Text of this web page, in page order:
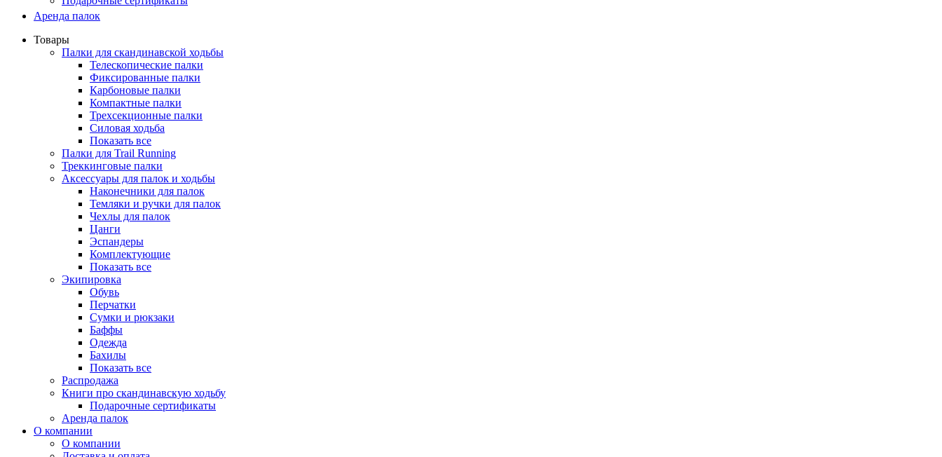
Аренда палок
Товары
Палки для скандинавской ходьбы
Телескопические палки
Фиксированные палки
Карбоновые палки
Компактные палки
Трехсекционные палки
Силовая ходьба
Показать все
Палки для Trail Running
Треккинговые палки
Аксессуары для палок и ходьбы
Наконечники для палок
Темляки и ручки для палок
Чехлы для палок
Цанги
Эспандеры
Комплектующие
Показать все
Экипировка
Обувь
Перчатки
Сумки и рюкзаки
Баффы
Одежда
Бахилы
Показать все
Распродажа
Книги про скандинавскую ходьбу
Подарочные сертификаты
Аренда палок
О компании
О компании